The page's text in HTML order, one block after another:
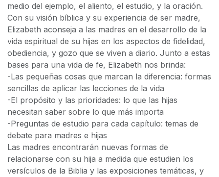
medio del ejemplo, el aliento, el estudio, y la oración.
Con su visión bíblica y su experiencia de ser madre,
Elizabeth aconseja a las madres en el desarrollo de la
vida espiritual de su hijas en los aspectos de fidelidad,
obediencia, y gozo que se viven a diario. Junto a estas
bases para una vida de fe, Elizabeth nos brinda:
-Las pequeñas cosas que marcan la diferencia: formas
sencillas de aplicar las lecciones de la vida
-El propósito y las prioridades: lo que las hijas
necesitan saber sobre lo que más importa
-Preguntas de estudio para cada capítulo: temas de
debate para madres e hijas
Las madres encontrarán nuevas formas de
relacionarse con su hija a medida que estudien los
versículos de la Biblia y las exposiciones temáticas, y